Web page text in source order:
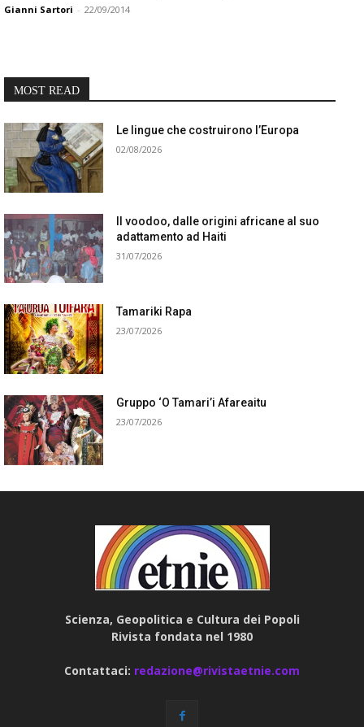
Gianni Sartori - 22/09/2014
MOST READ
Le lingue che costruirono l’Europa
02/08/2026
Il voodoo, dalle origini africane al suo
adattamento ad Haiti
31/07/2026
Tamariki Rapa
23/07/2026
Gruppo ‘O Tamari’i Afareaitu
23/07/2026
Scienza, Geopolitica e Cultura dei Popoli
Rivista fondata nel 1980
Contattaci: redazione@rivistaetnie.com